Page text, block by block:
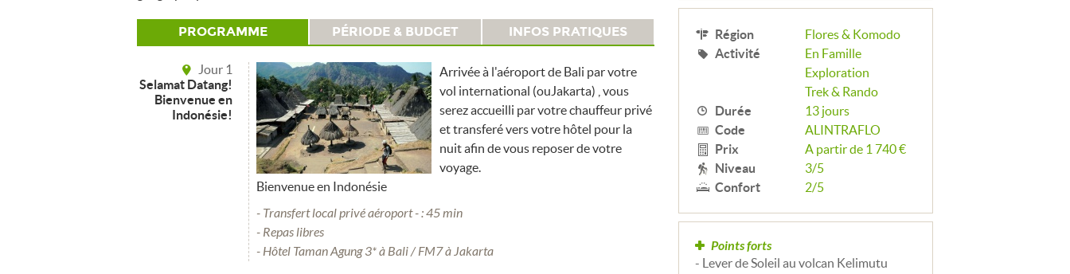
PROGRAMME PÉRIODE & BUDGET INFOS PRATIQUES
Jour 1
Selamat Datang!
Bienvenue en
Indonésie!
Arrivée à l'aéroport de Bali par votre
vol international (ouJakarta) , vous
serez accueilli par votre chauffeur privé
et transferé vers votre hôtel pour la
nuit afin de vous reposer de votre
voyage.
Bienvenue en Indonésie
- Transfert local privé aéroport - : 45 min
- Repas libres
- Hôtel Taman Agung 3* à Bali / FM7 à Jakarta
Région
Flores & Komodo
Activité
En Famille
Exploration
Trek & Rando
Durée
13 jours
Code
ALINTRAFLO
Prix
A partir de 1 740 €
Niveau
3/5
Confort
2/5
Points forts
- Lever de Soleil au volcan Kelimutu